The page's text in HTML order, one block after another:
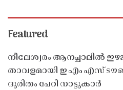
Featured
നീലേശ്വരം ആനച്ചാലിൽ
താവളമായി ഇ എം എസ്
ദുരിതം പേറി നാട്ടുകാർ